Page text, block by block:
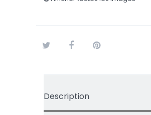
Description